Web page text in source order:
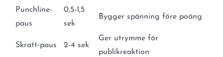
Punchline-
paus
0,5-1,5
sek
Bygger spänning före poäng
Skratt-paus 2-4 sek
Ger utrymme för
publikreaktion